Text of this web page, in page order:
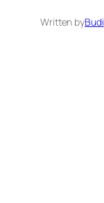
Written byBudi